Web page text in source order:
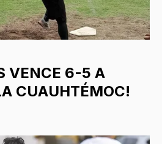
VENCE 6-5 A
CUAUHTÉMOC!